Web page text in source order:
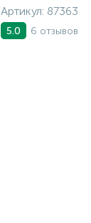
Артикул: 87363
5.0 6 отзывов